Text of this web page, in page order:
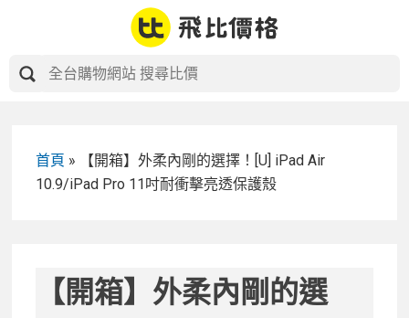
首頁 »
【開箱】外柔內剛的選擇！[U] iPad Air
10.9/iPad Pro 11吋耐衝擊亮透保護殼
【開箱】外柔內剛的選